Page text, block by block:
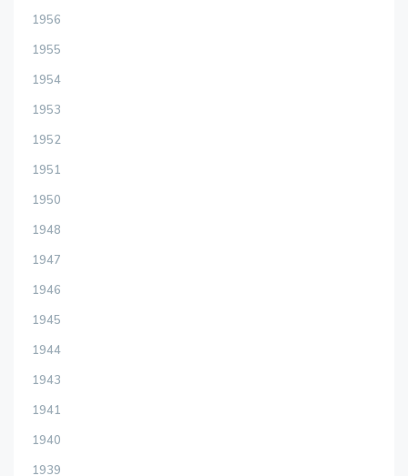
1956
1955
1954
1953
1952
1951
1950
1948
1947
1946
1945
1944
1943
1941
1940
1939